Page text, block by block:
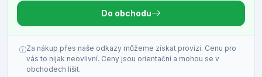
Do obchodu
Za nákup přes naše odkazy můžeme získat provizi. Cenu pro
vás to nijak neovlivní. Ceny jsou orientační a mohou se v
obchodech lišit.